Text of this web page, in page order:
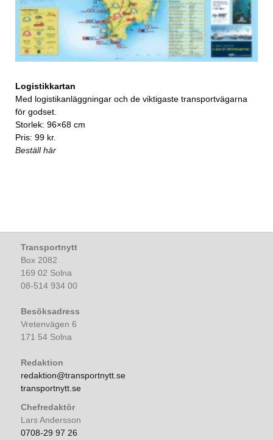
Logistikkartan
Med logistikanläggningar och de viktigaste transportvägarna
för godset.
Storlek: 96×68 cm
Pris: 99 kr.
Beställ här
Transportnytt
Box 2082
169 02 Solna
08-514 934 00
Besöksadress
Vretenvägen 6
171 54 Solna
Redaktion
redaktion@transportnytt.se
transportnytt.se
Chefredaktör
Lars Andersson
0708-29 97 26